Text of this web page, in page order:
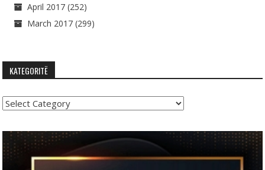
April 2017 (252)
March 2017 (299)
KATEGORITË
Kategoritë